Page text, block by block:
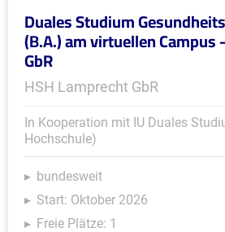
Duales Studium
(B.A.) am virtuellen Campus
GbR
HSH Lamprecht GbR
In Kooperation mit IU Duales
Hochschule)
bundesweit
Start: Oktober 2026
Freie Plätze: 1